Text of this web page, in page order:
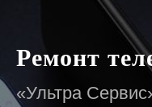
Ремонт
«Ультра